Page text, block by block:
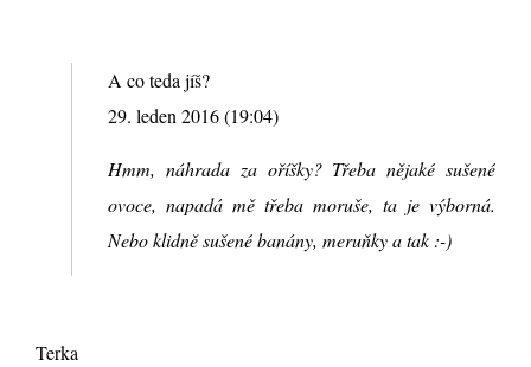
A co teda jíš?
29. leden 2016 (19:04)
Hmm, náhrada za oříšky? Třeba nějaké sušené
ovoce, napadá mě třeba moruše, ta je výborná.
Nebo klidně sušené banány, meruňky a tak :-)
Terka